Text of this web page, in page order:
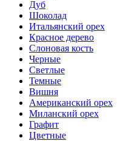
Дуб
Шоколад
Итальянский орех
Красное дерево
Слоновая кость
Черные
Светлые
Темные
Вишня
Американский орех
Миланский орех
Графит
Цветные